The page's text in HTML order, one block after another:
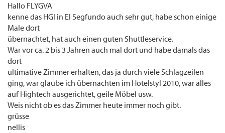
Hallo FLYGVA
kenne das HGI in El Segfundo auch sehr gut, habe schon einige
Male dort
übernachtet, hat auch einen guten Shuttleservice.
War vor ca. 2 bis 3 Jahren auch mal dort und habe damals das
dort
ultimative Zimmer erhalten, das ja durch viele Schlagzeilen
ging, war glaube ich übernachten im Hotelstyl 2010, war alles
auf Hightech ausgerichtet, geile Möbel usw.
Weis nicht ob es das Zimmer heute immer noch gibt.
grüsse
nellis